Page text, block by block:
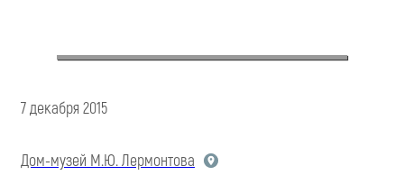
7 декабря 2015
Дом-музей М.Ю. Лермонтова